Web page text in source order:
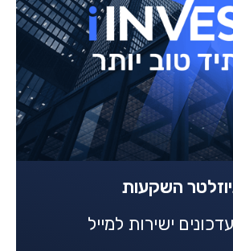
השקעות
ישירות למייל